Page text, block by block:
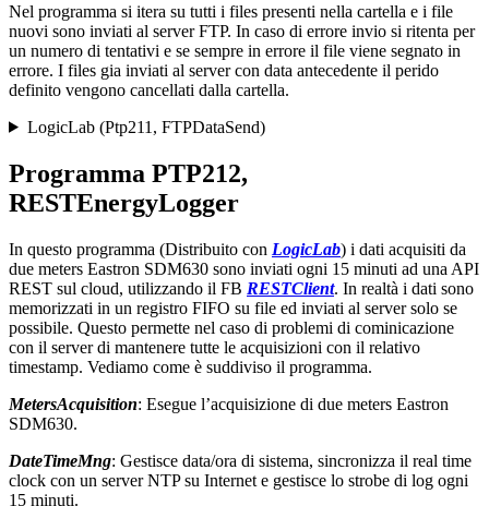
Nel programma si itera su tutti i files presenti nella cartella e i file
nuovi sono inviati al server FTP. In caso di errore invio si ritenta per
un numero di tentativi e se sempre in errore il file viene segnato in
errore. I files gia inviati al server con data antecedente il perido
definito vengono cancellati dalla cartella.
LogicLab (Ptp211, FTPDataSend)
Programma PTP212,
RESTEnergyLogger
In questo programma (Distribuito con LogicLab) i dati acquisiti da
due meters Eastron SDM630 sono inviati ogni 15 minuti ad una API
REST sul cloud, utilizzando il FB RESTClient. In realtà i dati sono
memorizzati in un registro FIFO su file ed inviati al server solo se
possibile. Questo permette nel caso di problemi di cominicazione
con il server di mantenere tutte le acquisizioni con il relativo
timestamp. Vediamo come è suddiviso il programma.
MetersAcquisition: Esegue l’acquisizione di due meters Eastron
SDM630.
DateTimeMng: Gestisce data/ora di sistema, sincronizza il real time
clock con un server NTP su Internet e gestisce lo strobe di log ogni
15 minuti.